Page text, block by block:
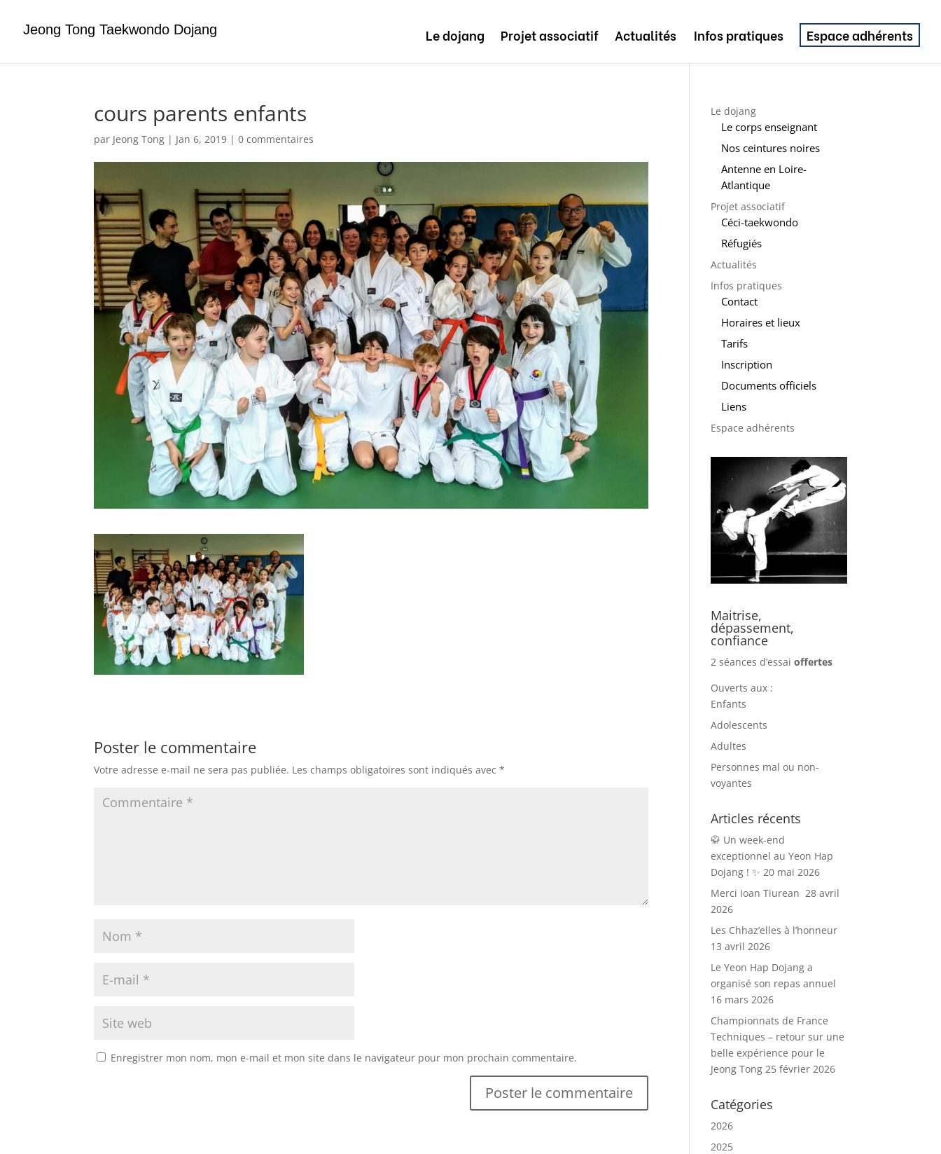
Jeong Tong Taekwondo Dojang Le dojang Projet associatif Actualités Infos pratiques Espace adhérents
cours parents enfants
par Jeong Tong | Jan 6, 2019 |0 commentaires
Poster le commentaire
Votre adresse e-mail ne sera pas publiée. Les champs obligatoires sont indiqués avec*
Enregistrer mon nom, mon e-mail et mon site dans le navigateur pour mon prochain commentaire.
Le dojang
Le corps enseignant
Nos ceintures noires
Antenne en Loire-
Atlantique
Projet associatif
Céci-taekwondo
Réfugiés
Actualités
Infos pratiques
Contact
Horaires et lieux
Tarifs
Inscription
Documents officiels
Liens
Espace adhérents
Maitrise,
dépassement,
confiance
2 séances d’essaioffertes
Ouverts aux :
Enfants
Adolescents
Adultes
Personnes mal ou non-
voyantes
Articles récents
🥋 Un week-end
exceptionnel au Yeon Hap
Dojang ! ✨ 20 mai 2026
Merci Ioan Tiurean 28 avril
2026
Les Chhaz’elles à l’honneur
13 avril 2026
Le Yeon Hap Dojang a
organisé son repas annuel
16 mars 2026
Championnats de France
Techniques – retour sur une
belle expérience pour le
Jeong Tong 25 février 2026
Catégories
2026
2025